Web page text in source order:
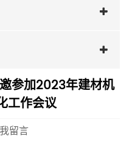
参加2023年建材机
工作会议
留言